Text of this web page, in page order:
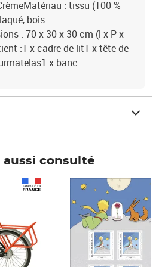
: tissu (100 %
bois
: 70 x 30 x 30 cm (l x P x
:1 x cadre de lit1 x tête de
x banc
aussi consulté
Prix 7,50€